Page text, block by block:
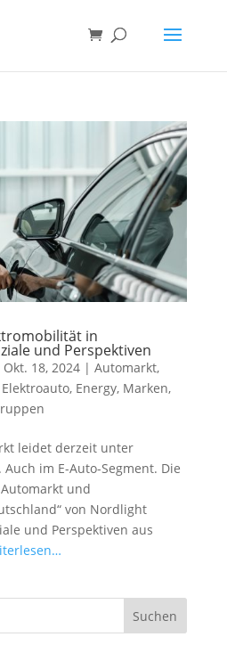
in
und Perspektiven
Okt. 18, 2024| Automarkt,
Elektroauto, Energy, Marken,
leidet derzeit unter
im E-Auto-Segment. Die
und
von Nordlight
und Perspektiven aus